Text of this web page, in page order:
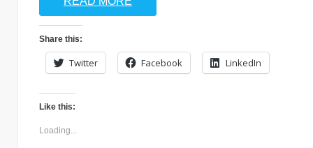
Share this:
Twitter Facebook LinkedIn
Like this:
Loading...